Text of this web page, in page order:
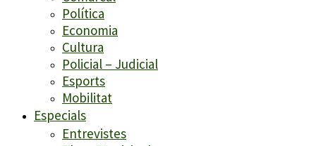
Política
Economia
Cultura
Policial – Judicial
Esports
Mobilitat
Especials
Entrevistes